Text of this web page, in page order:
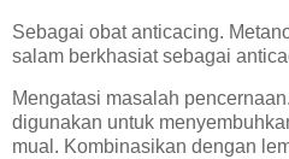
Sebagai obat anticacing.
salam berkhasiat sebagai
Mengatasi masalah
digunakan untuk
mual. Kombinasikan dengan